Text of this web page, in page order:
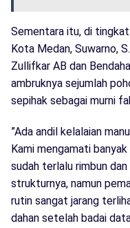
​Sementara itu, di
Kota Medan, Suwarno,
Zullifkar AB dan
ambruknya sejumlah
sepihak sebagai murni
​”Ada andil kelalaian
Kami mengamati
sudah terlalu rimbun
strukturnya, namun
rutin sangat jarang
dahan setelah badai